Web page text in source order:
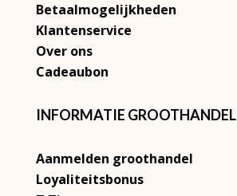
Betaalmogelijkheden
Klantenservice
Over ons
Cadeaubon
INFORMATIE GROOTHANDEL
Aanmelden groothandel
Loyaliteitsbonus